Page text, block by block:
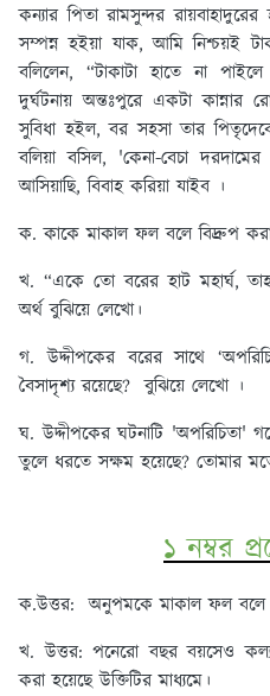
কন্যার পিতা রামসুন্দর
সম্পন্ন হইয়া যাক, আমি নিশ্চয়ই
বলিলেন, “টাকাটা হাতে না
দুর্ঘটনায় অন্তঃপুরে একটা
সুবিধা হইল, বর সহসা তার
বলিয়া বসিল, 'কেনা-বেচা
আসিয়াছি, বিবাহ করিয়া যাইব ।
ক. কাকে মাকাল ফল বলে বিদ্রুপ
খ. “একে তো বরের হাট মহার্ঘ,
অর্থ বুঝিয়ে লেখো।
গ. উদ্দীপকের বরের সাথে
বৈসাদৃশ্য রয়েছে? বুঝিয়ে লেখো ।
ঘ. উদ্দীপকের ঘটনাটি 'অপরিচিতা'
তুলে ধরতে সক্ষম হয়েছে? তোমার
১ নম্বর
ক.উত্তর:অনুপমকে মাকাল ফল বলে
খ. উত্তর:পনেরো বছর বয়সেও
করা হয়েছে উক্তিটির মাধ্যমে।